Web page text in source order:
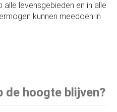
alle levensgebieden en in alle
kunnen meedoen in
de hoogte blijven?